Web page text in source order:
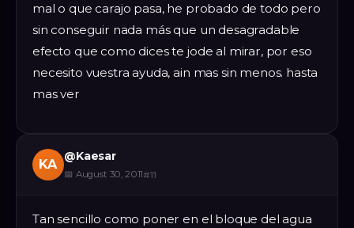
mal o que carajo pasa, he probado de todo pero
sin conseguir nada más que un desagradable
efecto que como dices te jode al mirar, por eso
necesito vuestra ayuda, ain mas sin menos. hasta
mas ver
KA
@Kaesar
📅 August 30, 2011#11
Tan sencillo como poner en el bloque del agua